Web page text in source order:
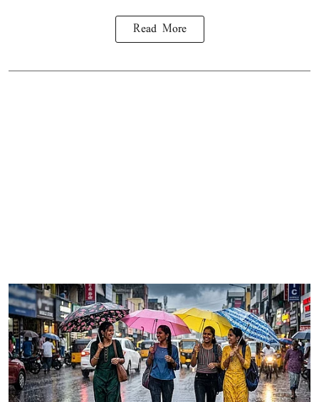
Read More